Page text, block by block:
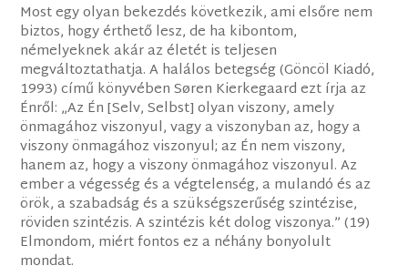
Most egy olyan bekezdés következik, ami elsőre nem
biztos, hogy érthető lesz, de ha kibontom,
némelyeknek akár az életét is teljesen
megváltoztathatja. A halálos betegség (Göncöl Kiadó,
1993) című könyvében Søren Kierkegaard ezt írja az
Énről: „Az Én [Selv, Selbst] olyan viszony, amely
önmagához viszonyul, vagy a viszonyban az, hogy a
viszony önmagához viszonyul; az Én nem viszony,
hanem az, hogy a viszony önmagához viszonyul. Az
ember a végesség és a végtelenség, a mulandó és az
örök, a szabadság és a szükségszerűség szintézise,
röviden szintézis. A szintézis két dolog viszonya.” (19)
Elmondom, miért fontos ez a néhány bonyolult
mondat.